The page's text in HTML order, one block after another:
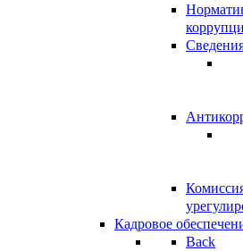
Кадровое
Back